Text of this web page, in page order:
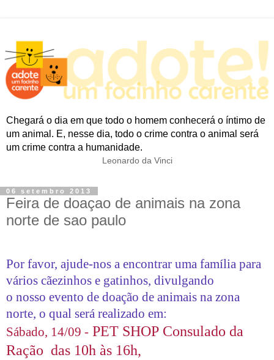
Chegará o dia em que todo o homem conhecerá o íntimo de
um animal. E, nesse dia, todo o crime contra o animal será
um crime contra a humanidade.
Leonardo da Vinci
06 setembro 2013
Feira de doaçao de animais na zona
norte de sao paulo
Por favor, ajude-nos a encontrar uma família para
vários cãezinhos e gatinhos, divulgando
o nosso evento de doação de animais na zona
norte, o qual será realizado em:
Sábado, 14/09 - PET SHOP Consulado da
Ração das 10h às 16h,